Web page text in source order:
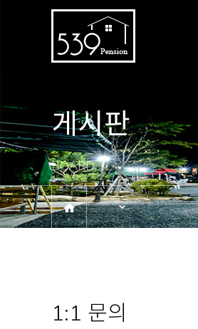
게시판
BOARD
1:1 문의